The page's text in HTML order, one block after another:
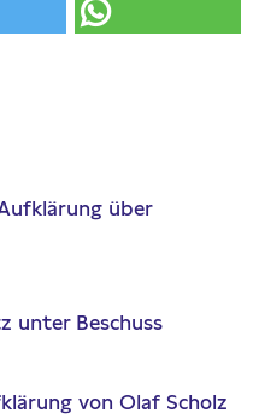
über
unter Beschuss
von Olaf Scholz